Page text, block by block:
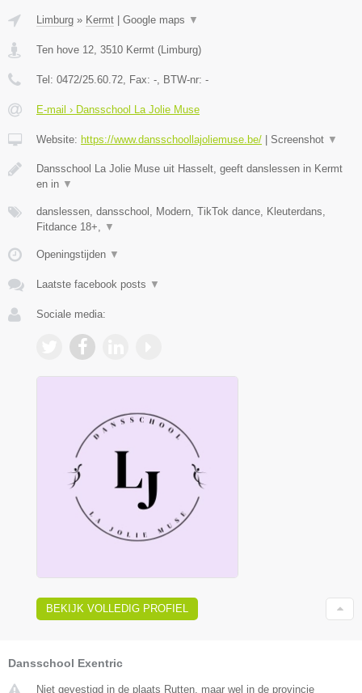
Limburg » Kermt Google maps ▼
Ten hove 12, 3510 Kermt (Limburg)
Tel: 0472/25.60.72, Fax: -, BTW-nr: -
E-mail › Dansschool La Jolie Muse
Website: https://www.dansschoollajoliemuse.be/ Screenshot ▼
Dansschool La Jolie Muse uit Hasselt, geeft danslessen in Kermt
en in ▼
danslessen, dansschool, Modern, TikTok dance, Kleuterdans,
Fitdance 18+, ▼
Openingstijden ▼
Laatste facebook posts ▼
Sociale media:
BEKIJK VOLLEDIG PROFIEL
Dansschool Exentric
Niet gevestigd in de plaats Rutten, maar wel in de provincie